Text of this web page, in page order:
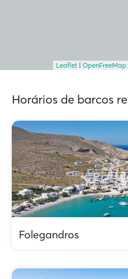
Leaflet OpenFreeMap
Horários de barcos
Folegandros